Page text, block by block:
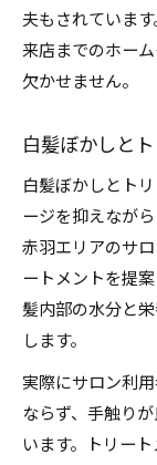
夫もされていま
来店までのホー
欠かせません。
白髪ぼかしと
白髪ぼかしとト
ージを抑えなが
赤羽エリアのサ
ートメントを提
髪内部の水分と
します。
実際にサロン利
ならず、手触り
います。トリー